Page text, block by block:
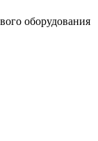
оборудования